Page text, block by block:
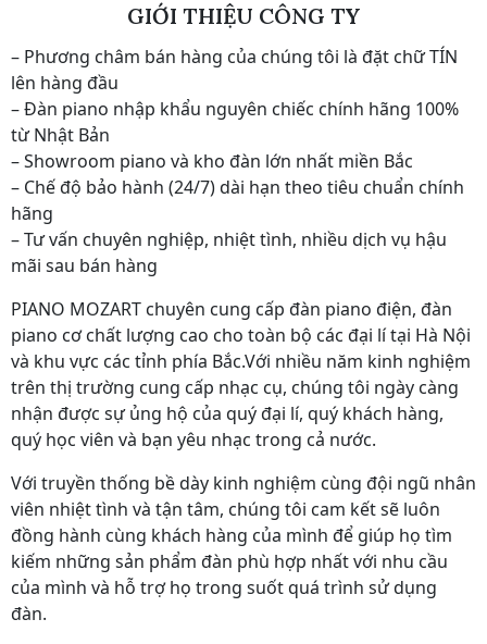
GIỚI THIỆU CÔNG TY
– Phương châm bán hàng của chúng tôi là đặt chữ TÍN
lên hàng đầu
– Đàn piano nhập khẩu nguyên chiếc chính hãng 100%
từ Nhật Bản
– Showroom piano và kho đàn lớn nhất miền Bắc
– Chế độ bảo hành (24/7) dài hạn theo tiêu chuẩn chính
hãng
– Tư vấn chuyên nghiệp, nhiệt tình, nhiều dịch vụ hậu
mãi sau bán hàng
PIANO MOZART chuyên cung cấp đàn piano điện, đàn
piano cơ chất lượng cao cho toàn bộ các đại lí tại Hà Nội
và khu vực các tỉnh phía Bắc.Với nhiều năm kinh nghiệm
trên thị trường cung cấp nhạc cụ, chúng tôi ngày càng
nhận được sự ủng hộ của quý đại lí, quý khách hàng,
quý học viên và bạn yêu nhạc trong cả nước.
Với truyền thống bề dày kinh nghiệm cùng đội ngũ nhân
viên nhiệt tình và tận tâm, chúng tôi cam kết sẽ luôn
đồng hành cùng khách hàng của mình để giúp họ tìm
kiếm những sản phẩm đàn phù hợp nhất với nhu cầu
của mình và hỗ trợ họ trong suốt quá trình sử dụng
đàn.